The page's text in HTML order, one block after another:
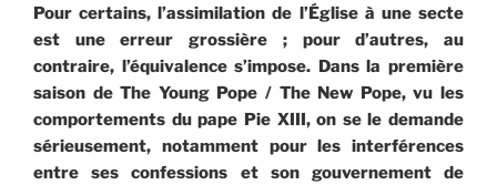
Pour certains, l’assimilation de l’Église à une secte
est une erreur grossière ; pour d’autres, au
contraire, l’équivalence s’impose. Dans la première
saison de The Young Pope / The New Pope, vu les
comportements du pape Pie XIII, on se le demande
sérieusement, notamment pour les interférences
entre ses confessions et son gouvernement de